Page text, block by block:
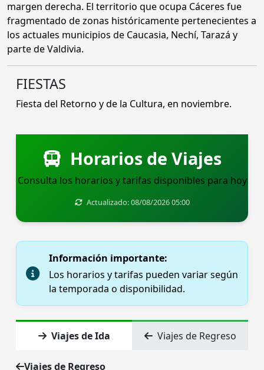
margen derecha. El territorio que ocupa Cáceres fue
fragmentado de zonas históricamente pertenecientes a
los actuales municipios de Caucasia, Nechí, Tarazá y
parte de Valdivia.
FIESTAS
Fiesta del Retorno y de la Cultura, en noviembre.
Horarios de Viajes
Consulta los horarios y tarifas disponibles para hoy
Actualizado: 08/08/2026 05:00
Información importante:
Los horarios y tarifas pueden variar según
la temporada o disponibilidad.
Viajes de Ida Viajes de Regreso
Viajes de Regreso